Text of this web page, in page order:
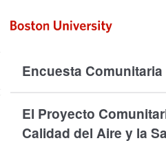
Encuesta Comunitaria
El Proyecto
Calidad del Aire y la